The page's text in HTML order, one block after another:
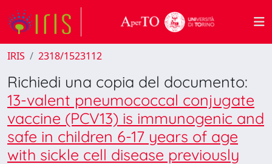
IRIS 2318/1523112
Richiedi una copia del documento:
13-valent pneumococcal conjugate
vaccine (PCV13) is immunogenic and
safe in children 6-17 years of age
with sickle cell disease previously